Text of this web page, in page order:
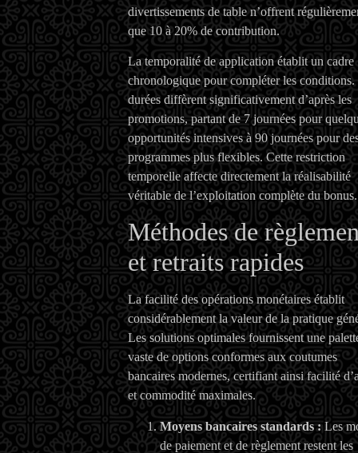
divertissements de table n’offrent
que 10 à 20% de contribution.
La temporalité de application établit un cadre
chronologique pour compléter les conditions.
durées diffèrent significativement d’après les
promotions, partant de 7 journées pour
opportunités intensives à 90 journées pour
programmes plus flexibles. Cette restriction
temporelle affecte directement la réalisabilité
véritable de l’exploitation complète du bonus.
Méthodes de
et retraits rapides
La facilité des opérations monétaires établit
considérablement la valeur de la pratique
Les solutions optimales fournissent une
vaste de options conformes aux coutumes
bancaires modernes, certifiant ainsi facilité
et commodité maximales.
Moyens bancaires standards : Les
de paiement et de règlement restent les